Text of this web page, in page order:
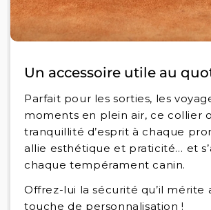
Un accessoire utile au
Parfait pour les sorties, les
moments en plein air, ce collier
tranquillité d’esprit à chaque
allie esthétique et praticité… et
chaque tempérament canin.
Offrez-lui la sécurité qu’il mérite
touche de personnalisation !